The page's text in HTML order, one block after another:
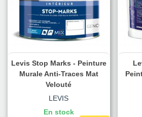
Levis Stop Marks - Peinture
Murale Anti-Traces Mat
Velouté
LEVIS
En stock